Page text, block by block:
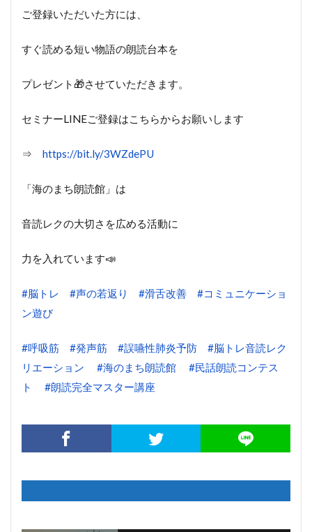
ご登録いただいた方には、
すぐ読める短い物語の朗読台本を
プレゼント🎁させていただきます。
セミナーLINEご登録はこちらからお願いします
⇒ https://bit.ly/3WZdePU
「海のまち朗読館」は
音読レクの大切さを広める活動に
力を入れています📣
#脳トレ #声の若返り #滑舌改善
#コミュニケーショ
ン遊び
#呼吸筋 #発声筋 #誤嚥性肺炎予防 #脳トレ音読レク
リエーション
#海のまち朗読館
#民話朗読コンテス
ト
#朗読完全マスター講座